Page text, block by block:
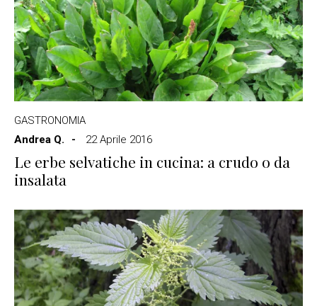
GASTRONOMIA
Andrea Q.
22 Aprile 2016
Le erbe selvatiche in cucina: a crudo o da
insalata